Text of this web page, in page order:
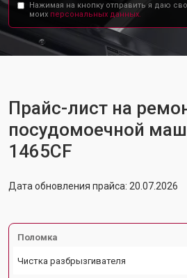
Нажимая на кнопку отправить я даю
моих персональных данных.
Прайс-лист на
посудомоечной
1465CF
Дата обновления прайса: 20.07.2026
Поломка
Чистка разбрызгивателя